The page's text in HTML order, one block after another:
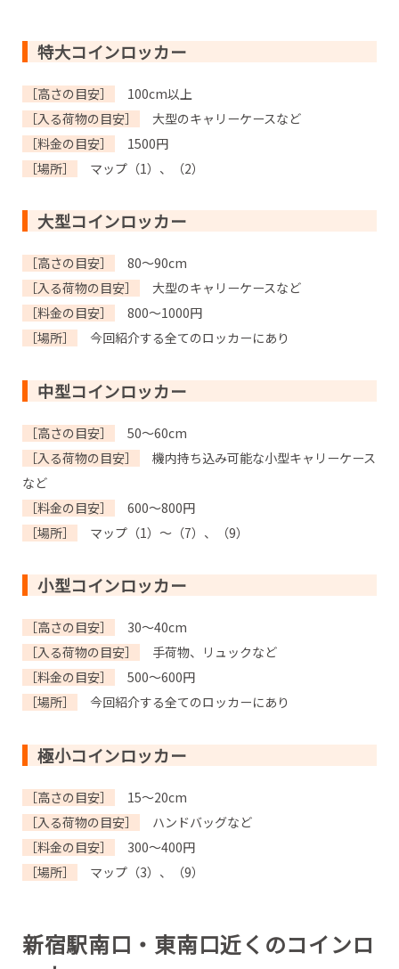
特大コインロッカー
［高さの目安］
100cm以上
［入る荷物の目安］
大型のキャリーケースなど
［料金の目安］
1500円
［場所］
マップ（1）、（2）
大型コインロッカー
［高さの目安］
80～90cm
［入る荷物の目安］
大型のキャリーケースなど
［料金の目安］
800～1000円
［場所］
今回紹介する全てのロッカーにあり
中型コインロッカー
［高さの目安］
50～60cm
［入る荷物の目安］
機内持ち込み可能な小型キャリーケース
など
［料金の目安］
600～800円
［場所］
マップ（1）～（7）、（9）
小型コインロッカー
［高さの目安］
30～40cm
［入る荷物の目安］
手荷物、リュックなど
［料金の目安］
500～600円
［場所］
今回紹介する全てのロッカーにあり
極小コインロッカー
［高さの目安］
15～20cm
［入る荷物の目安］
ハンドバッグなど
［料金の目安］
300～400円
［場所］
マップ（3）、（9）
新宿駅南口・東南口近くのコインロ